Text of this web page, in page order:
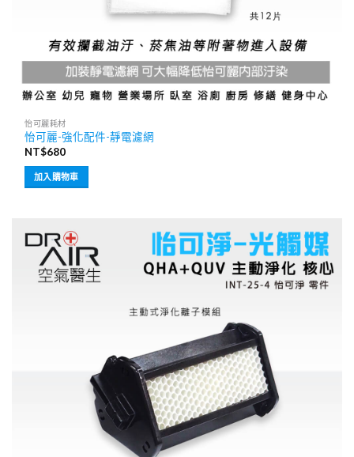
怡可麗耗材
怡可麗-強化配件-靜電濾網
NT$680
加入購物車